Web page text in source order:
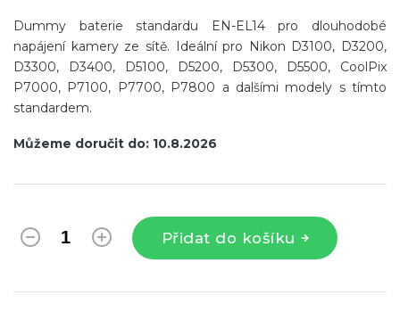
Můžeme doručit do: 10.8.2026
Přidat do košíku
Dummy baterie standardu EN-EL14 pro dlouhodobé
napájení kamery ze sítě. Ideální pro Nikon D3100, D3200,
D3300, D3400, D5100, D5200, D5300, D5500, CoolPix
P7000, P7100, P7700, P7800 a dalšími modely s tímto
standardem.